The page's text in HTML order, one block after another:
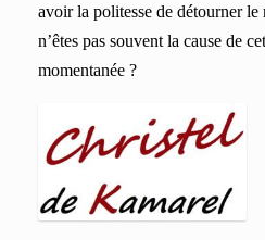
avoir la politesse de détourner le
n’êtes pas souvent la cause de
momentanée ?